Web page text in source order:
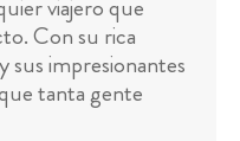
viajero que
Con su rica
sus impresionantes
tanta gente